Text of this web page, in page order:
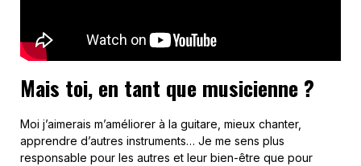
Mais toi, en tant que musicienne ?
Moi j’aimerais m’améliorer à la guitare, mieux chanter,
apprendre d’autres instruments… Je me sens plus
responsable pour les autres et leur bien-être que pour